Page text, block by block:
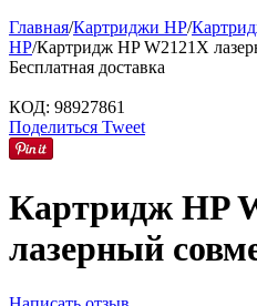
Главная/Картриджи HP/
HP/Картридж HP W2121X
Бесплатная доставка
КОД: 98927861
Поделиться Tweet
Картридж HP
лазерный